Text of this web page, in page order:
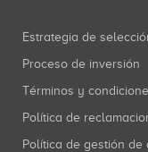
Estrategia de
Proceso de inversión
Términos y
Política de
Política de gestión